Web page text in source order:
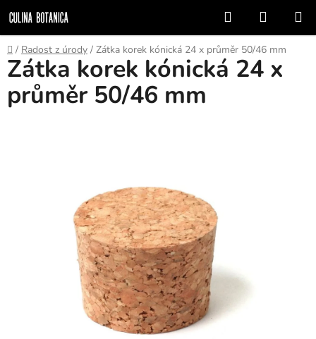
na
obsah
Hľadať
KOŠÍK
Domov
/ Radost z úrody / Zátka korek kónická 24 x průměr 50/46 mm
Zátka korek kónická 24 x
průměr 50/46 mm